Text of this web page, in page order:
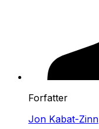
Forfatter
Jon Kabat-Zinn